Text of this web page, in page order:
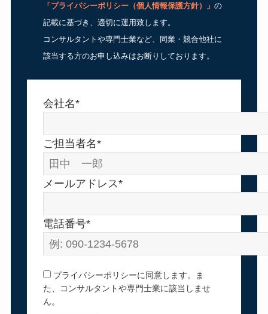
「プライバシーポリシー（個人情報保護方針） 」 の
記載に基づき、適切に運用致します。
コンサルタントや専門士業など、同業・競合他社に
該当する方のお申し込みはお断りしております。
会社名*
ご担当者名*
メールアドレス*
電話番号*
プライバシーポリシーに同意します。ま
た、コンサルタントや専門士業に該当しませ
ん。